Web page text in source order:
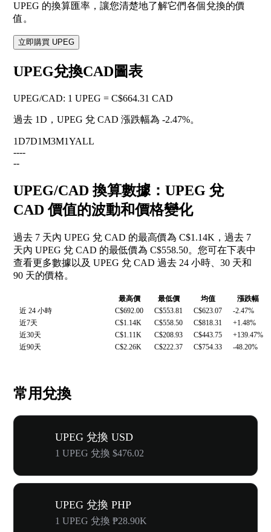
UPEG 的換算匯率，讓您清楚地了解它們各個兌換的價
值。
立即購買 UPEG
UPEG兌換CAD圖表
UPEG/CAD: 1 UPEG = C$664.31 CAD
過去 1D，UPEG 兌 CAD 漲跌幅為 -2.47%。
1D7D1M3M1YALL
----
--
UPEG/CAD 換算數據：UPEG 兌
CAD 價值的波動和價格變化
過去 7 天內 UPEG 兌 CAD 的最高價為 C$1.14K，過去 7
天內 UPEG 兌 CAD 的最低價為 C$558.50。您可在下表中
查看更多數據以及 UPEG 兌 CAD 過去 24 小時、30 天和
90 天的價格。
最高價 最低價 均值
漲跌幅
近 24 小時
C$692.00 C$553.81 C$623.07
-2.47%
近7天
C$1.14K C$558.50 C$818.31
+1.48%
近30天
C$1.11K C$208.93 C$443.75
+139.47%
近90天
C$2.26K C$222.37 C$754.33 -48.20%
常用兌換
UPEG 兌換 USD
1 UPEG 兌換 $476.02
UPEG 兌換 PHP
1 UPEG 兌換 ₱28.90K